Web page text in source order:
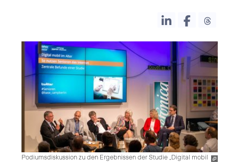
Podiumsdiskussion zu den Ergebnissen der Studie „Digital mobil